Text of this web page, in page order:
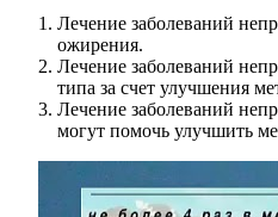
Лечение заболеваний
ожирения.
Лечение заболеваний
типа за счет улучшения
Лечение заболеваний
могут помочь улучшить